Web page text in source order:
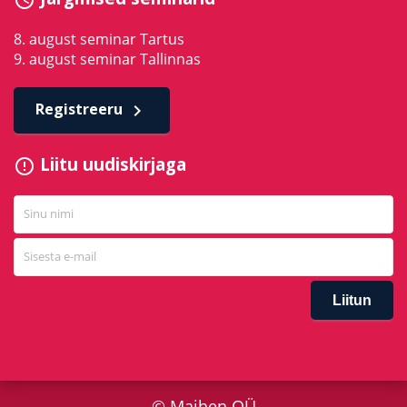
8. august seminar Tartus
9. august seminar Tallinnas
Registreeru keyboard_arrow_right
error_outline Liitu uudiskirjaga